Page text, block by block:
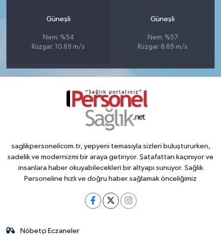
Güneşli
Nem: %54
Rüzgar: 10.69 m/s
Güneşli
Nem: %57
Rüzgar: 6.69 m/s
saglikpersonelicom.tr, yepyeni temasıyla sizleri buluştururken,
sadelik ve modernizmi bir araya getiriyor. Şatafattan kaçınıyor ve
insanlara haber okuyabilecekleri bir altyapı sunuyor. Sağlık
Personeline hızlı ve doğru haber sağlamak önceliğimiz
Nöbetçi Eczaneler